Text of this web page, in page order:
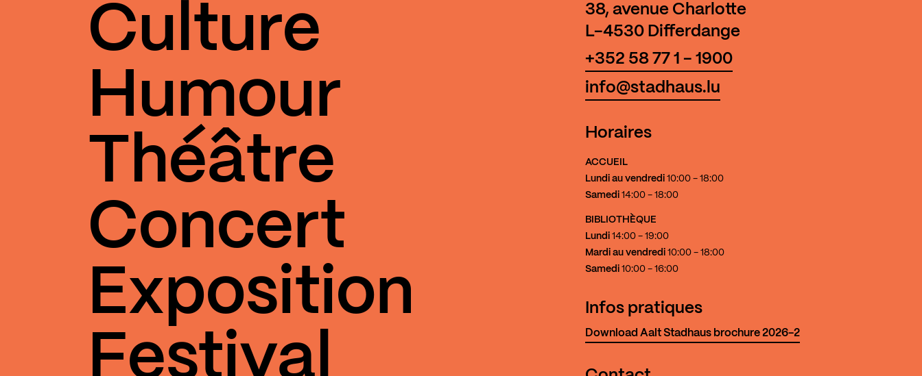
38, avenue Charlotte
L-4530 Differdange
+352 58 77 1 - 1900
info@stadhaus.lu
Horaires
ACCUEIL
Lundi au vendredi 10:00 - 18:00
Samedi 14:00 - 18:00
BIBLIOTHÈQUE
Lundi 14:00 - 19:00
Mardi au vendredi 10:00 - 18:00
Samedi 10:00 - 16:00
Infos pratiques
Download Aalt Stadhaus brochure 2026-2
Culture
Humour
Théâtre
Concert
Exposition
Festival